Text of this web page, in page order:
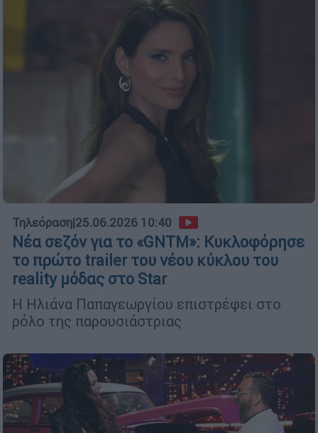
Τηλεόραση|25.06.2026 10:40
Νέα σεζόν για το «GNTM»: Κυκλοφόρησε
το πρώτο trailer του νέου κύκλου του
reality μόδας στο Star
Η Ηλιάνα Παπαγεωργίου επιστρέφει στο
ρόλο της παρουσιάστριας